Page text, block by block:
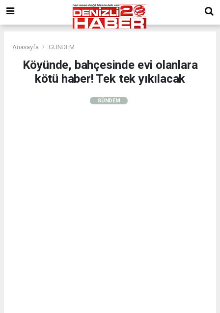
Anasayfa GÜNDEM
Köyünde, bahçesinde evi olanlara
kötü haber! Tek tek yıkılacak
GÜNDEM